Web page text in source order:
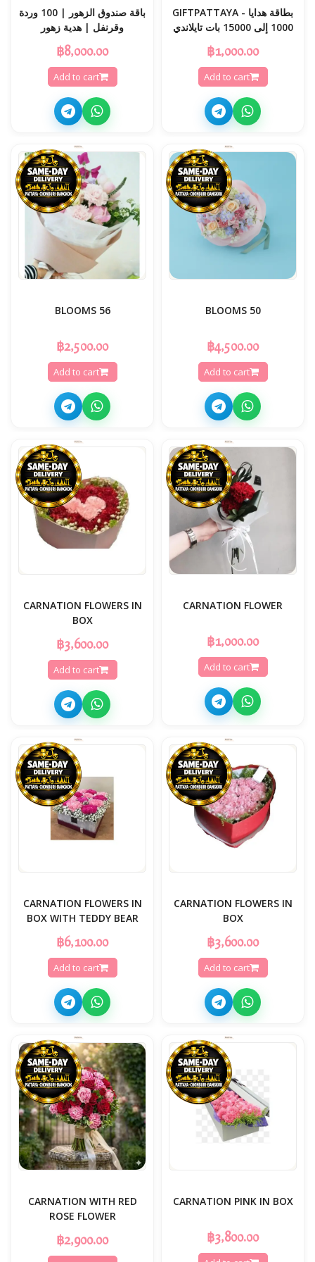
بطاقة هدايا GIFTPATTAYA -
1000 إلى 15000 بات تايلاندي
฿1,000.00
Add to cart
باقة صندوق الزهور | 100 وردة
وقرنفل | هدية زهور
฿8,000.00
Add to cart
BLOOMS 50
฿4,500.00
Add to cart
BLOOMS 56
฿2,500.00
Add to cart
CARNATION FLOWER
฿1,000.00
Add to cart
CARNATION FLOWERS IN
BOX
฿3,600.00
Add to cart
CARNATION FLOWERS IN
BOX
฿3,600.00
Add to cart
CARNATION FLOWERS IN
BOX WITH TEDDY BEAR
฿6,100.00
Add to cart
CARNATION PINK IN BOX
฿3,800.00
CARNATION WITH RED
ROSE FLOWER
฿2,900.00